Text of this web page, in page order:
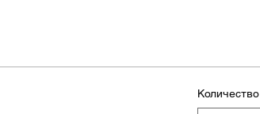
Количество